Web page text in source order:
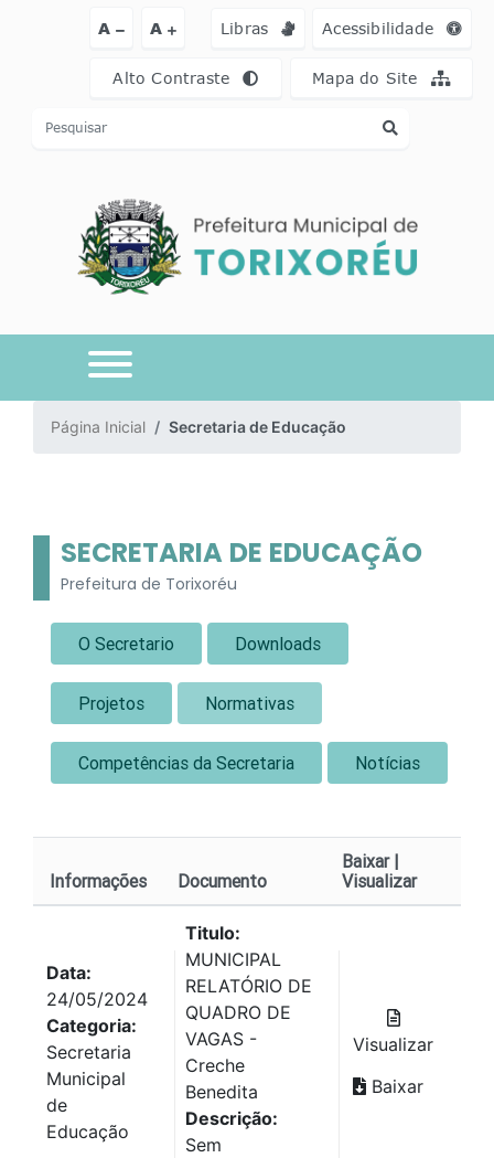
Ir para o conteúdo [alt+1] Ir para o menu [alt+2] Ir para a busca
A A Libras Acessibilidade
Alto Contraste Mapa do Site
Página Inicial Secretaria de Educação
SECRETARIA DE EDUCAÇÃO
Prefeitura de Torixoréu
O Secretario Downloads
Projetos Normativas
Competências da Secretaria Notícias
Informações Documento
Baixar |
Visualizar
Data:
24/05/2024
Categoria:
Secretaria
Municipal
de
Educação
Titulo:
MUNICIPAL
RELATÓRIO DE
QUADRO DE
VAGAS -
Creche
Benedita
Descrição:
Sem
Visualizar
Baixar